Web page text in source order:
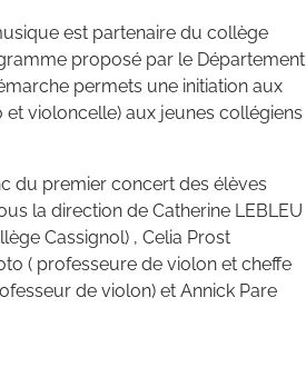
est partenaire du collège
proposé par le Département
permets une initiation aux
violoncelle) aux jeunes collégiens
du premier concert des élèves
la direction de Catherine LEBLEU
Cassignol) , Celia Prost
( professeure de violon et cheffe
de violon) et Annick Pare